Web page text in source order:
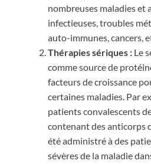
nombreuses maladies et
infectieuses, troubles
auto-immunes, cancers,
Thérapies sériques : Le
comme source de
facteurs de croissance
certaines maladies. Par
patients convalescents
contenant des anticorps
été administré à des
sévères de la maladie